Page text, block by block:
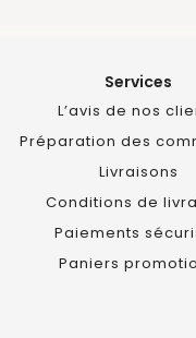
Services
L’avis de nos
Préparation des
Livraisons
Conditions de
Paiements
Paniers